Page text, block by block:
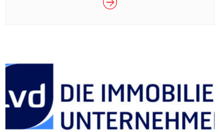
zur Anmietung.